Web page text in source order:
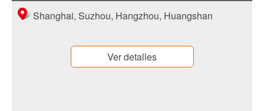
Shanghai, Suzhou, Hangzhou, Huangshan
Ver detalles